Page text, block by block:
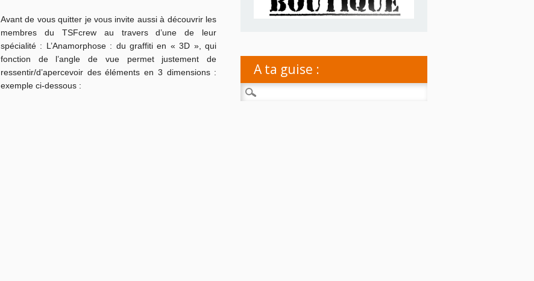
Avant de vous quitter je vous invite aussi à découvrir les
membres du TSFcrew au travers d’une de leur
spécialité : L’Anamorphose : du graffiti en « 3D », qui
fonction de l’angle de vue permet justement de
ressentir/d’apercevoir des éléments en 3 dimensions :
exemple ci-dessous :
A ta guise :
Rechercher :